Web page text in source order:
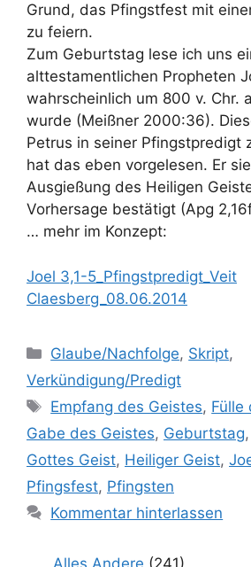
Grund, das Pfingstfest mit
zu feiern.
Zum Geburtstag lese ich uns
alttestamentlichen Propheten
wahrscheinlich um 800 v. Chr.
wurde (Meißner 2000:36).
Petrus in seiner Pfingstpredigt
hat das eben vorgelesen. Er
Ausgießung des Heiligen
Vorhersage bestätigt (Apg
… mehr im Konzept:
Joel 3,1-5_Pfingstpredigt_Veit
Claesberg_08.06.2014
Kategorien
Glaube/Nachfolge, Skript,
Verkündigung/Predigt
Schlagwörter
Empfang des Geistes, Fülle
Gabe des Geistes, Geburtstag,
Gottes Geist, Heiliger Geist,
Pfingsfest, Pfingsten
Kommentar hinterlassen
Alles Andere (241)